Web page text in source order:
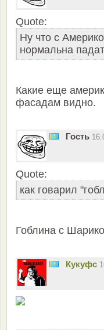
Quote:
Ну что с
нормальна
Какие еще
фасадам видно.
Гость
Quote:
как говарил
Гоблина с
Кукуфс